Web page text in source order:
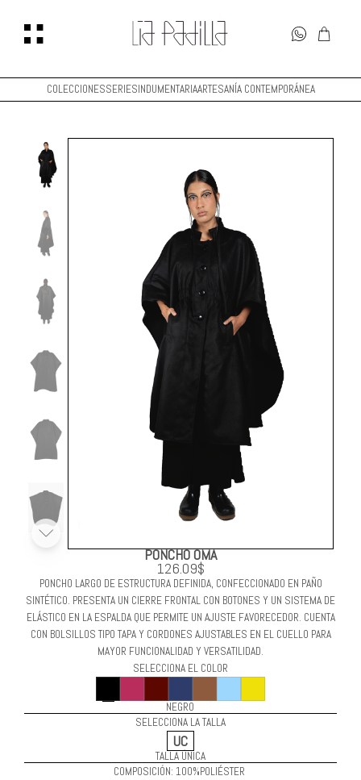
COLECCIONESSERIESINDUMENTARIAARTESANÍA CONTEMPORÁNEA
PONCHO OMA
126.09$
PONCHO LARGO DE ESTRUCTURA DEFINIDA, CONFECCIONADO EN PAÑO
SINTÉTICO. PRESENTA UN CIERRE FRONTAL CON BOTONES Y UN SISTEMA DE
ELÁSTICO EN LA ESPALDA QUE PERMITE UN AJUSTE FAVORECEDOR. CUENTA
CON BOLSILLOS TIPO TAPA Y CORDONES AJUSTABLES EN EL CUELLO PARA
MAYOR FUNCIONALIDAD Y VERSATILIDAD.
SELECCIONA EL COLOR
NEGRO
SELECCIONA LA TALLA
UC
TALLA ÚNICA
COMPOSICIÓN: 100%POLIÉSTER